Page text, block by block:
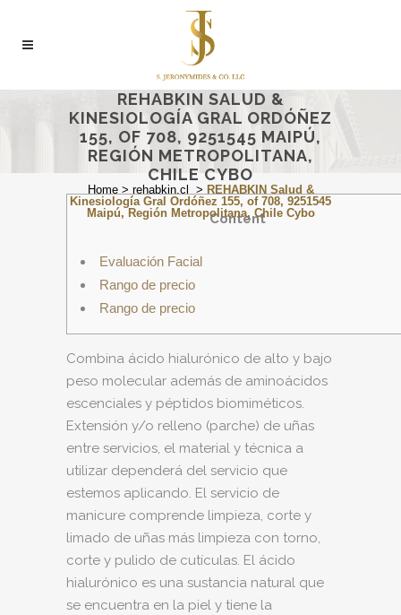
REHABKIN SALUD &
KINESIOLOGÍA GRAL ORDÓÑEZ
155, OF 708, 9251545 MAIPÚ,
REGIÓN METROPOLITANA,
CHILE CYBO
Home> rehabkin.cl > REHABKIN Salud &
Kinesiología Gral Ordóñez 155, of 708, 9251545
Maipú, Región Metropolitana, Chile Cybo
Content
Evaluación Facial
Rango de precio
Rango de precio
Combina ácido hialurónico de alto y bajo
peso molecular además de aminoácidos
escenciales y péptidos biomiméticos.
Extensión y/o relleno (parche) de uñas
entre servicios, el material y técnica a
utilizar dependerá del servicio que
estemos aplicando. El servicio de
manicure comprende limpieza, corte y
limado de uñas más limpieza con torno,
corte y pulido de cutículas. El ácido
hialurónico es una sustancia natural que
se encuentra en la piel y tiene la